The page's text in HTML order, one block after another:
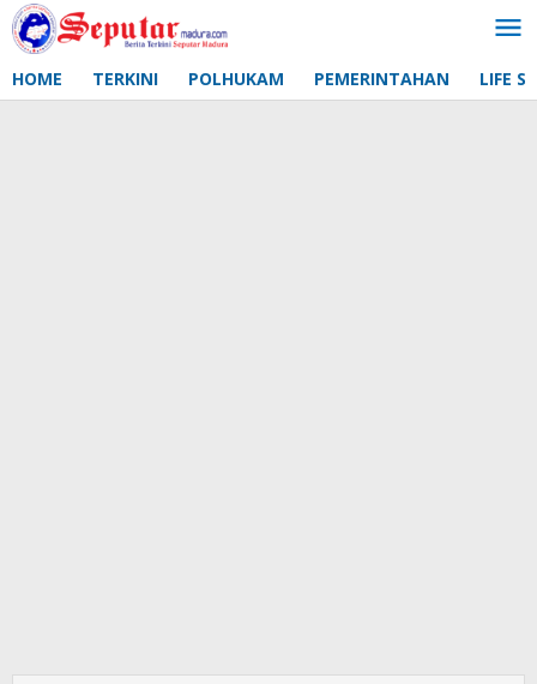
Lewati
ke
HOME TERKINI POLHUKAM PEMERINTAHAN LIFE